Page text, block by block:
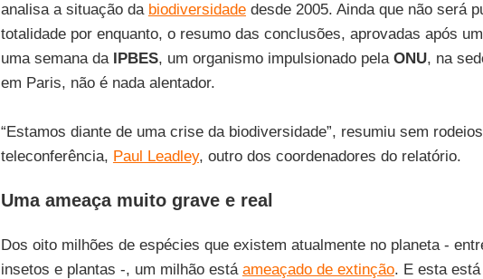
analisa a situação da biodiversidadedesde 2005. Ainda que não será
totalidade por enquanto, o resumo das conclusões, aprovadas após
uma semana da IPBES, um organismo impulsionado pela ONU, na
em Paris, não é nada alentador.
“Estamos diante de uma crise da biodiversidade”, resumiu sem
teleconferência, Paul Leadley, outro dos coordenadores do relatório.
Uma ameaça muito grave e real
Dos oito milhões de espécies que existem atualmente no planeta -
insetos e plantas -, um milhão está ameaçado de extinção. E esta